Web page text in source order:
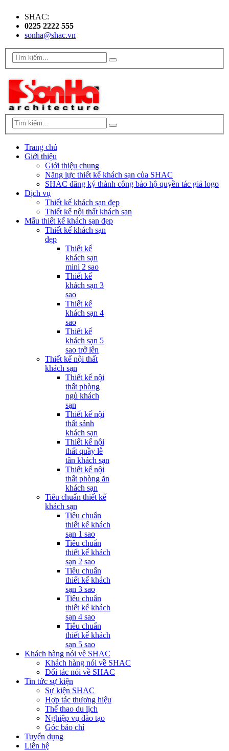
SHAC:
0225 2222 555
sonha@shac.vn
Trang chủ
Giới thiệu
Giới thiệu chung
Năng lực thiết kế khách sạn của SHAC
SHAC đăng ký thành công bảo hộ quyền tác giả logo
Dịch vụ
Thiết kế khách sạn đẹp
Thiết kế nội thất khách sạn
Mẫu thiết kế khách sạn đẹp
Thiết kế khách sạn
đẹp
Thiết kế
khách sạn
mini 2 sao
Thiết kế
khách sạn 3
sao
Thiết kế
khách sạn 4
sao
Thiết kế
khách sạn 5
sao trở lên
Thiết kế nội thất
khách sạn
Thiết kế nội
thất phòng
ngủ khách
sạn
Thiết kế nội
thất sảnh
khách sạn
Thiết kế nội
thất quầy lễ
tân khách sạn
Thiết kế nội
thất phòng ăn
khách sạn
Tiêu chuẩn thiết kế
khách sạn
Tiêu chuẩn
thiết kế khách
sạn 1 sao
Tiêu chuẩn
thiết kế khách
sạn 2 sao
Tiêu chuẩn
thiết kế khách
sạn 3 sao
Tiêu chuẩn
thiết kế khách
sạn 4 sao
Tiêu chuẩn
thiết kế khách
sạn 5 sao
Khách hàng nói về SHAC
Khách hàng nói về SHAC
Đối tác nói về SHAC
Tin tức sự kiện
Sự kiện SHAC
Hợp tác thương hiệu
Thể thao du lịch
Nghiệp vụ đào tạo
Góc báo chí
Tuyển dụng
Liên hệ